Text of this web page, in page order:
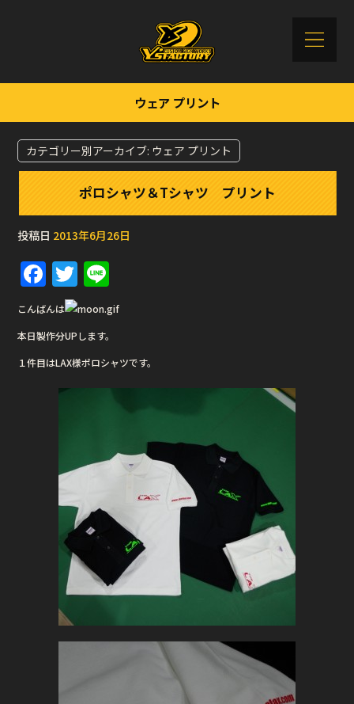
ウェア プリント
カテゴリー別アーカイブ: ウェア プリント
ポロシャツ＆Tシャツ プリント
投稿日 2013年6月26日
F
a
c
e
b
o
T
w
it
te
r
n
e
こんばんは
本日製作分UPします。
１件目はLAX様ポロシャツです。